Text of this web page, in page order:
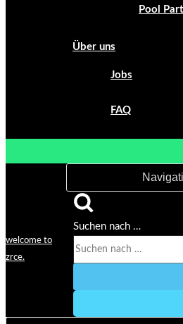
Pool
Über uns
Jobs
FAQ
welcome to
zrce.
Suchen nach …